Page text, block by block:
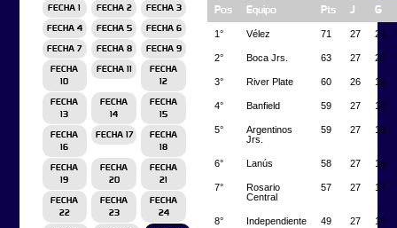
FECHA 1 FECHA 2 FECHA 3
FECHA 4 FECHA 5 FECHA 6
FECHA 7 FECHA 8 FECHA 9
FECHA
10
FECHA 11
FECHA
12
FECHA
13
FECHA
14
FECHA
15
FECHA
16
FECHA 17
FECHA
18
FECHA
19
FECHA
20
FECHA
21
FECHA
22
FECHA
23
FECHA
24
Pos Equipo Pts J G
1° Vélez 71 27 23
2° Boca Jrs. 63 27 20
3° River Plate 60 26 19
4° Banfield 59 27 18
5°
Argentinos
Jrs.
59 27 18
6° Lanús 58 27 18
7°
Rosario
Central
57 27 17
8° Independiente 49 27 15